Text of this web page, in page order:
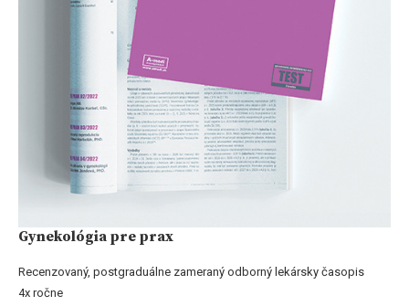
Gynekológia pre prax
Recenzovaný, postgraduálne zameraný odborný lekársky časopis
4x ročne